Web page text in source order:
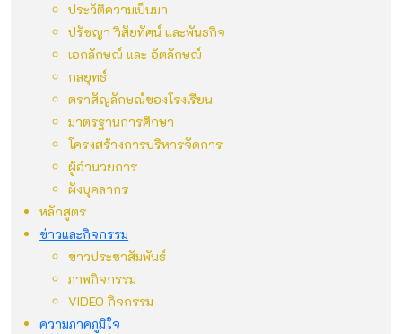
ประวัติความเป็นมา
ปรัชญา วิสัยทัศน์ และพันธกิจ
เอกลักษณ์ และ อัตลักษณ์
กลยุทธ์
ตราสัญลักษณ์ของโรงเรียน
มาตรฐานการศึกษา
โครงสร้างการบริหารจัดการ
ผู้อำนวยการ
ผังบุคลากร
หลักสูตร
ข่าวและกิจกรรม
ข่าวประชาสัมพันธ์
ภาพกิจกรรม
VIDEO กิจกรรม
ความภาคภูมิใจ